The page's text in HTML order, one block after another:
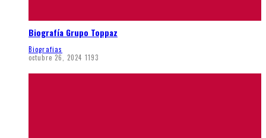
Biografía Grupo Toppaz
Biografias
octubre 26, 2024 1193